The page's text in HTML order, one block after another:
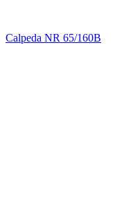
Calpeda NR 65/160B